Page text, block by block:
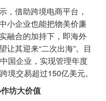
，借助跨境电商平台，
小企业也能把物美价廉
融合的加持下，即海外
让其迎来“二次出海”。目
国企业，实现管理年度
境交易超过150亿美元。
坊大价值